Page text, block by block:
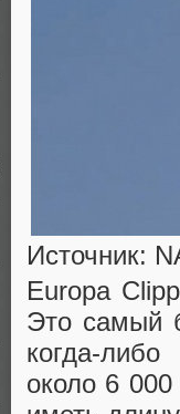
Источник:
Europa
Это самый
когда-
около 6